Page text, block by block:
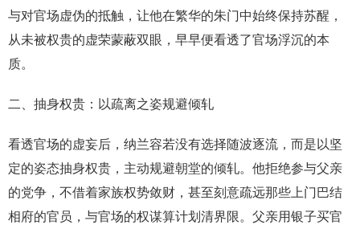
与对官场虚伪的抵触，让他在繁华的朱门中始终保持苏醒，
从未被权贵的虚荣蒙蔽双眼，早早便看透了官场浮沉的本
质。
二、抽身权贵：以疏离之姿规避倾轧
看透官场的虚妄后，纳兰容若没有选择随波逐流，而是以坚
定的姿态抽身权贵，主动规避朝堂的倾轧。他拒绝参与父亲
的党争，不借着家族权势敛财，甚至刻意疏远那些上门巴结
相府的官员，与官场的权谋算计划清界限。父亲用银子买官